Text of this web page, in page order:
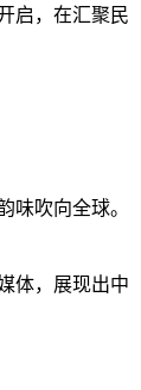
启，在汇聚民
吹向全球。
体，展现出中